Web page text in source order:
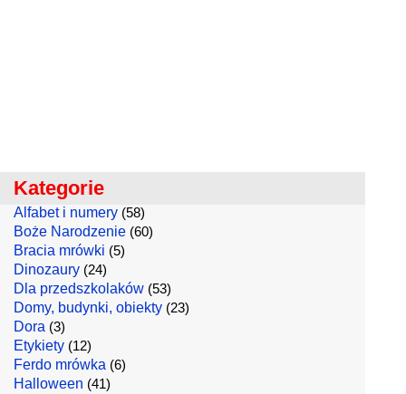
Kategorie
Alfabet i numery (58)
Boże Narodzenie (60)
Bracia mrówki (5)
Dinozaury (24)
Dla przedszkolaków (53)
Domy, budynki, obiekty (23)
Dora (3)
Etykiety (12)
Ferdo mrówka (6)
Halloween (41)